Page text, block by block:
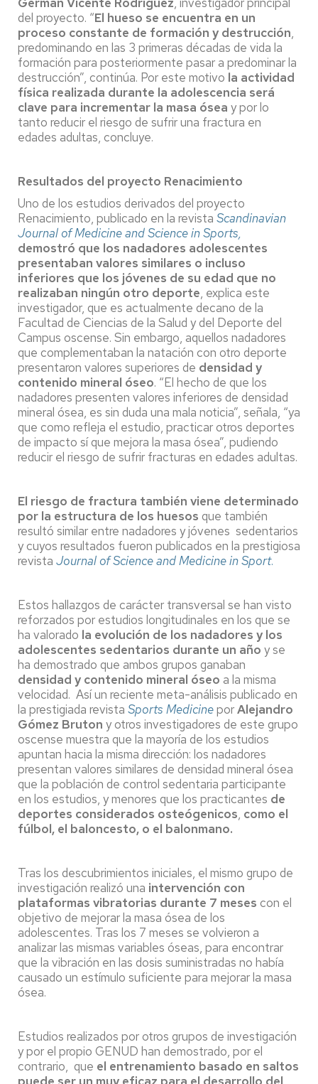
del proyecto. “El hueso se encuentra en un
proceso constante de formación y destrucción,
predominando en las 3 primeras décadas de vida la
formación para posteriormente pasar a predominar la
destrucción”, continúa. Por este motivo la actividad
física realizada durante la adolescencia será
clave para incrementar la masa ósea y por lo
tanto reducir el riesgo de sufrir una fractura en
edades adultas, concluye.
Resultados del proyecto Renacimiento
Uno de los estudios derivados del proyecto
Renacimiento, publicado en la revista Scandinavian
Journal of Medicine and Science in Sports,
demostró que los nadadores adolescentes
presentaban valores similares o incluso
inferiores que los jóvenes de su edad que no
realizaban ningún otro deporte, explica este
investigador, que es actualmente decano de la
Facultad de Ciencias de la Salud y del Deporte del
Campus oscense. Sin embargo, aquellos nadadores
que complementaban la natación con otro deporte
presentaron valores superiores de densidad y
contenido mineral óseo. “El hecho de que los
nadadores presenten valores inferiores de densidad
mineral ósea, es sin duda una mala noticia”, señala, “ya
que como refleja el estudio, practicar otros deportes
de impacto sí que mejora la masa ósea”, pudiendo
reducir el riesgo de sufrir fracturas en edades adultas.
El riesgo de fractura también viene determinado
por la estructura de los huesos que también
resultó similar entre nadadores y jóvenes sedentarios
y cuyos resultados fueron publicados en la prestigiosa
revista Journal of Science and Medicine in Sport.
Estos hallazgos de carácter transversal se han visto
reforzados por estudios longitudinales en los que se
ha valorado la evolución de los nadadores y los
adolescentes sedentarios durante un año y se
ha demostrado que ambos grupos ganaban
densidad y contenido mineral óseo a la misma
velocidad. Así un reciente meta-análisis publicado en
la prestigiada revista Sports MedicineporAlejandro
Gómez Bruton y otros investigadores de este grupo
oscense muestra que la mayoría de los estudios
apuntan hacia la misma dirección: los nadadores
presentan valores similares de densidad mineral ósea
que la población de control sedentaria participante
en los estudios, y menores que los practicantes de
deportes considerados osteógenicos, como el
fúlbol, el baloncesto, o el balonmano.
Tras los descubrimientos iniciales, el mismo grupo de
investigación realizó una intervención con
plataformas vibratorias durante 7 meses con el
objetivo de mejorar la masa ósea de los
adolescentes. Tras los 7 meses se volvieron a
analizar las mismas variables óseas, para encontrar
que la vibración en las dosis suministradas no había
causado un estímulo suficiente para mejorar la masa
ósea.
Estudios realizados por otros grupos de investigación
y por el propio GENUD han demostrado, por el
contrario, que el entrenamiento basado en saltos